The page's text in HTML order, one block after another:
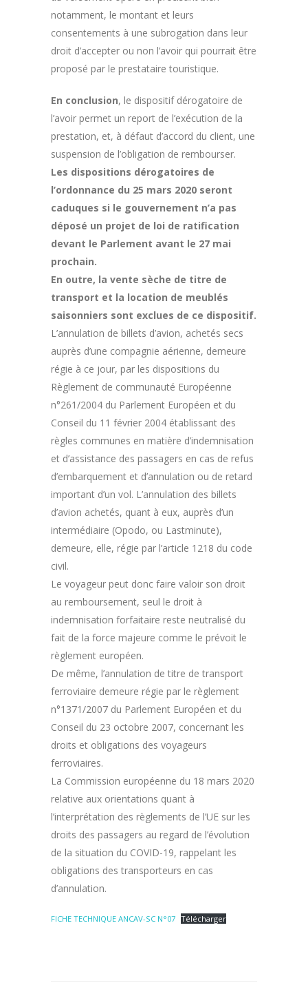
notamment, le montant et leurs
consentements à une subrogation dans leur
droit d’accepter ou non l’avoir qui pourrait être
proposé par le prestataire touristique.
En conclusion, le dispositif dérogatoire de
l’avoir permet un report de l’exécution de la
prestation, et, à défaut d’accord du client, une
suspension de l’obligation de rembourser.
Les dispositions dérogatoires de
l’ordonnance du 25 mars 2020 seront
caduques si le gouvernement n’a pas
déposé un projet de loi de ratification
devant le Parlement avant le 27 mai
prochain.
En outre, la vente sèche de titre de
transport et la location de meublés
saisonniers sont exclues de ce dispositif.
L’annulation de billets d’avion, achetés secs
auprès d’une compagnie aérienne, demeure
régie à ce jour, par les dispositions du
Règlement de communauté Européenne
n°261/2004 du Parlement Européen et du
Conseil du 11 février 2004 établissant des
règles communes en matière d’indemnisation
et d’assistance des passagers en cas de refus
d’embarquement et d’annulation ou de retard
important d’un vol. L’annulation des billets
d’avion achetés, quant à eux, auprès d’un
intermédiaire (Opodo, ou Lastminute),
demeure, elle, régie par l’article 1218 du code
civil.
Le voyageur peut donc faire valoir son droit
au remboursement, seul le droit à
indemnisation forfaitaire reste neutralisé du
fait de la force majeure comme le prévoit le
règlement européen.
De même, l’annulation de titre de transport
ferroviaire demeure régie par le règlement
n°1371/2007 du Parlement Européen et du
Conseil du 23 octobre 2007, concernant les
droits et obligations des voyageurs
ferroviaires.
La Commission européenne du 18 mars 2020
relative aux orientations quant à
l’interprétation des règlements de l’UE sur les
droits des passagers au regard de l’évolution
de la situation du COVID-19, rappelant les
obligations des transporteurs en cas
d’annulation.
FICHE TECHNIQUE ANCAV-SC N°07 Télécharger